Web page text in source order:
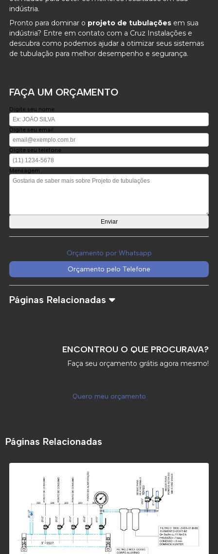
indústria.
Pronto para dominar o projeto de tubulações em sua
indústria? Entre em contato com a Cruz Instalações e
descubra como podemos ajudar a otimizar seus sistemas
de tubulação para melhor desempenho e segurança.
FAÇA UM ORÇAMENTO
Digite seu nome
Digite seu email
Digite seu telefone
Mensagem
Orçamento por Whatsapp
Orçamento pelo Telefone
Páginas Relacionadas
ENCONTROU O QUE PROCURAVA?
Faça seu orçamento grátis agora mesmo!
Quero meu orçamento
Páginas Relacionadas